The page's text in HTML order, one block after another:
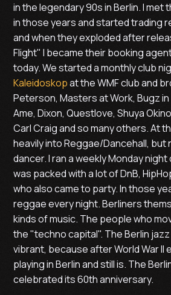
in the legendary 90s in Berlin. I met
in those years and started trading
and when they exploded after
Flight" I became their booking
today. We started a monthly club
Kaleidoskopat the WMF club and
Peterson, Masters at Work, Bugz
Ame, Dixon, Questlove, Shuya
Carl Craig and so many others. At
heavily into Reggae/Dancehall, but
dancer. I ran a weekly Monday
was packed with a lot of DnB,
who also came to party. In those
reggae every night. Berliners
kinds of music. The people who
the "techno capital". The Berlin
vibrant, because after World War II
playing in Berlin and still is. The
celebrated its 60th anniversary.